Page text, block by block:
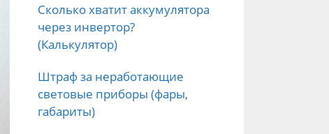
Сколько хватит аккумулятора
через инвертор?
(Калькулятор)
Штраф за неработающие
световые приборы (фары,
габариты)